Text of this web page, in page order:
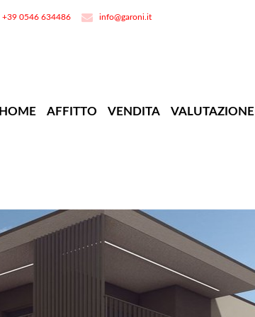
+39 0546 634486 info@garoni.it
HOME AFFITTO VENDITA VALUTAZIONE